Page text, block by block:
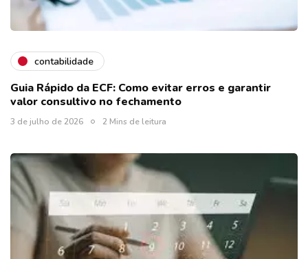
contabilidade
Guia Rápido da ECF: Como evitar erros e garantir
valor consultivo no fechamento
3 de julho de 2026 2 Mins de leitura